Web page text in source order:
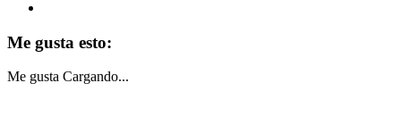
Me gusta esto:
Me gusta Cargando...